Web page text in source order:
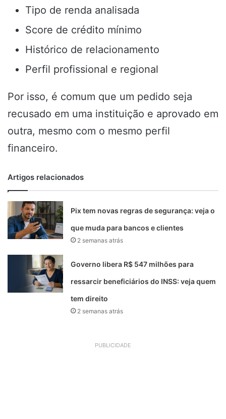
Tipo de renda analisada
Score de crédito mínimo
Histórico de relacionamento
Perfil profissional e regional
Por isso, é comum que um pedido seja
recusado em uma instituição e aprovado em
outra, mesmo com o mesmo perfil
financeiro.
Artigos relacionados
Pix tem novas regras de segurança: veja o
que muda para bancos e clientes
2 semanas atrás
Governo libera R$ 547 milhões para
ressarcir beneficiários do INSS: veja quem
tem direito
2 semanas atrás
PUBLICIDADE